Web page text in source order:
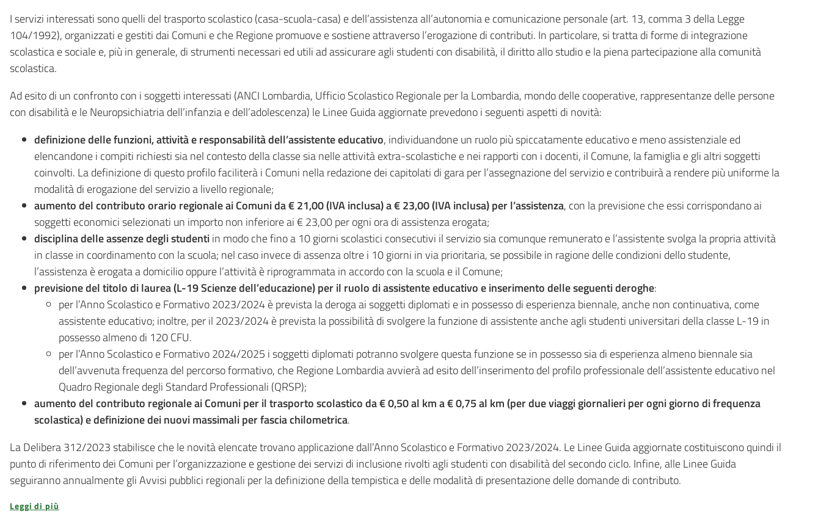
I servizi interessati sono quelli del trasporto scolastico (casa-scuola-casa) e dell’assistenza all’autonomia e comunicazione personale (art. 13, comma 3 della Legge
104/1992), organizzati e gestiti dai Comuni e che Regione promuove e sostiene attraverso l’erogazione di contributi. In particolare, si tratta di forme di integrazione
scolastica e sociale e, più in generale, di strumenti necessari ed utili ad assicurare agli studenti con disabilità, il diritto allo studio e la piena partecipazione alla comunità
scolastica.
Ad esito di un confronto con i soggetti interessati (ANCI Lombardia, Ufficio Scolastico Regionale per la Lombardia, mondo delle cooperative, rappresentanze delle persone
con disabilità e le Neuropsichiatria dell’infanzia e dell’adolescenza) le Linee Guida aggiornate prevedono i seguenti aspetti di novità:
definizione delle funzioni, attività e responsabilità dell’assistente educativo, individuandone un ruolo più spiccatamente educativo e meno assistenziale ed
elencandone i compiti richiesti sia nel contesto della classe sia nelle attività extra-scolastiche e nei rapporti con i docenti, il Comune, la famiglia e gli altri soggetti
coinvolti. La definizione di questo profilo faciliterà i Comuni nella redazione dei capitolati di gara per l’assegnazione del servizio e contribuirà a rendere più uniforme la
modalità di erogazione del servizio a livello regionale;
aumento del contributo orario regionale ai Comuni da € 21,00 (IVA inclusa) a € 23,00 (IVA inclusa) per l’assistenza, con la previsione che essi corrispondano ai
soggetti economici selezionati un importo non inferiore ai € 23,00 per ogni ora di assistenza erogata;
disciplina delle assenze degli studentiin modo che fino a 10 giorni scolastici consecutivi il servizio sia comunque remunerato e l’assistente svolga la propria attività
in classe in coordinamento con la scuola; nel caso invece di assenza oltre i 10 giorni in via prioritaria, se possibile in ragione delle condizioni dello studente,
l’assistenza è erogata a domicilio oppure l’attività è riprogrammata in accordo con la scuola e il Comune;
previsione del titolo di laurea (L-19 Scienze dell’educazione) per il ruolo di assistente educativoe inserimento delle seguenti deroghe:
per l’Anno Scolastico e Formativo 2023/2024 è prevista la deroga ai soggetti diplomati e in possesso di esperienza biennale, anche non continuativa, come
assistente educativo; inoltre, per il 2023/2024 è prevista la possibilità di svolgere la funzione di assistente anche agli studenti universitari della classe L-19 in
possesso almeno di 120 CFU.
per l’Anno Scolastico e Formativo 2024/2025 i soggetti diplomati potranno svolgere questa funzione se in possesso sia di esperienza almeno biennale sia
dell’avvenuta frequenza del percorso formativo, che Regione Lombardia avvierà ad esito dell’inserimento del profilo professionale dell’assistente educativo nel
Quadro Regionale degli Standard Professionali (QRSP);
aumento del contributo regionale ai Comuni per il trasporto scolastico da € 0,50 al km a € 0,75 al km (per due viaggi giornalieri per ogni giorno di frequenza
scolastica) e definizione dei nuovi massimali per fascia chilometrica.
La Delibera 312/2023 stabilisce che le novità elencate trovano applicazione dall’Anno Scolastico e Formativo 2023/2024. Le Linee Guida aggiornate costituiscono quindi il
punto di riferimento dei Comuni per l’organizzazione e gestione dei servizi di inclusione rivolti agli studenti con disabilità del secondo ciclo. Infine, alle Linee Guida
seguiranno annualmente gli Avvisi pubblici regionali per la definizione della tempistica e delle modalità di presentazione delle domande di contributo.
Leggi di più